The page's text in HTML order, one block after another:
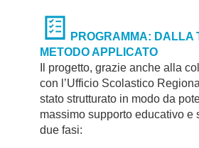
PROGRAMMA: DALLA
METODO APPLICATO
Il progetto, grazie anche alla
con l’Ufficio Scolastico
stato strutturato in modo da
massimo supporto educativo e
due fasi: